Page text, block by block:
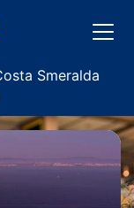
Smeralda